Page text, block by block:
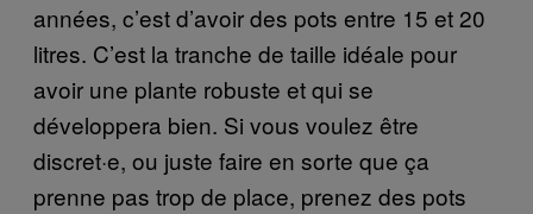
années, c’est d’avoir des pots entre 15 et 20
litres. C’est la tranche de taille idéale pour
avoir une plante robuste et qui se
développera bien. Si vous voulez être
discret·e, ou juste faire en sorte que ça
prenne pas trop de place, prenez des pots